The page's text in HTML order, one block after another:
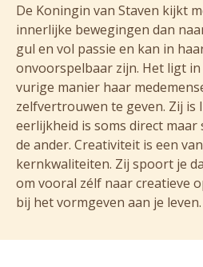
De Koningin van Staven kijkt
innerlijke bewegingen dan
gul en vol passie en kan in
onvoorspelbaar zijn. Het ligt
vurige manier haar
zelfvertrouwen te geven. Zij is
eerlijkheid is soms direct
de ander. Creativiteit is een
kernkwaliteiten. Zij spoort je
om vooral zélf naar creatieve
bij het vormgeven aan je leven.